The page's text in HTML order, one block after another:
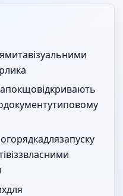
та візуальними
що відкривають
документ у типовому
рядка для запуску
Dock з власними